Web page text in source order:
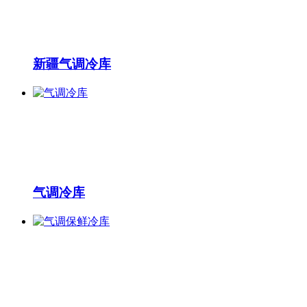
新疆气调冷库
气调冷库